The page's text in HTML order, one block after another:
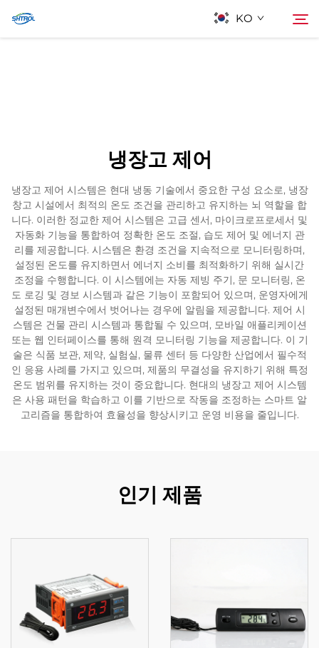
KO
냉장고 제어
냉장고 제어 시스템은 현대 냉동 기술에서 중요한 구성 요소로, 냉장
창고 시설에서 최적의 온도 조건을 관리하고 유지하는 뇌 역할을 합
니다. 이러한 정교한 제어 시스템은 고급 센서, 마이크로프로세서 및
자동화 기능을 통합하여 정확한 온도 조절, 습도 제어 및 에너지 관
리를 제공합니다. 시스템은 환경 조건을 지속적으로 모니터링하며,
설정된 온도를 유지하면서 에너지 소비를 최적화하기 위해 실시간
조정을 수행합니다. 이 시스템에는 자동 제빙 주기, 문 모니터링, 온
도 로깅 및 경보 시스템과 같은 기능이 포함되어 있으며, 운영자에게
설정된 매개변수에서 벗어나는 경우에 알림을 제공합니다. 제어 시
스템은 건물 관리 시스템과 통합될 수 있으며, 모바일 애플리케이션
또는 웹 인터페이스를 통해 원격 모니터링 기능을 제공합니다. 이 기
술은 식품 보관, 제약, 실험실, 물류 센터 등 다양한 산업에서 필수적
인 응용 사례를 가지고 있으며, 제품의 무결성을 유지하기 위해 특정
온도 범위를 유지하는 것이 중요합니다. 현대의 냉장고 제어 시스템
은 사용 패턴을 학습하고 이를 기반으로 작동을 조정하는 스마트 알
고리즘을 통합하여 효율성을 향상시키고 운영 비용을 줄입니다.
인기 제품